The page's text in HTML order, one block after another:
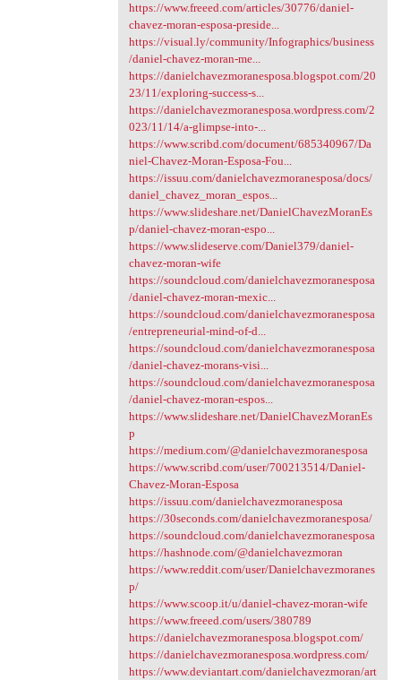
https://www.freeed.com/articles/30776/daniel-
chavez-moran-esposa-preside...
https://visual.ly/community/Infographics/business
/daniel-chavez-moran-me...
https://danielchavezmoranesposa.blogspot.com/20
23/11/exploring-success-s...
https://danielchavezmoranesposa.wordpress.com/2
023/11/14/a-glimpse-into-...
https://www.scribd.com/document/685340967/Da
niel-Chavez-Moran-Esposa-Fou...
https://issuu.com/danielchavezmoranesposa/docs/
daniel_chavez_moran_espos...
https://www.slideshare.net/DanielChavezMoranEs
p/daniel-chavez-moran-espo...
https://www.slideserve.com/Daniel379/daniel-
chavez-moran-wife
https://soundcloud.com/danielchavezmoranesposa
/daniel-chavez-moran-mexic...
https://soundcloud.com/danielchavezmoranesposa
/entrepreneurial-mind-of-d...
https://soundcloud.com/danielchavezmoranesposa
/daniel-chavez-morans-visi...
https://soundcloud.com/danielchavezmoranesposa
/daniel-chavez-moran-espos...
https://www.slideshare.net/DanielChavezMoranEs
p
https://medium.com/@danielchavezmoranesposa
https://www.scribd.com/user/700213514/Daniel-
Chavez-Moran-Esposa
https://issuu.com/danielchavezmoranesposa
https://30seconds.com/danielchavezmoranesposa/
https://soundcloud.com/danielchavezmoranesposa
https://hashnode.com/@danielchavezmoran
https://www.reddit.com/user/Danielchavezmoranes
p/
https://www.scoop.it/u/daniel-chavez-moran-wife
https://www.freeed.com/users/380789
https://danielchavezmoranesposa.blogspot.com/
https://danielchavezmoranesposa.wordpress.com/
https://www.deviantart.com/danielchavezmoran/art